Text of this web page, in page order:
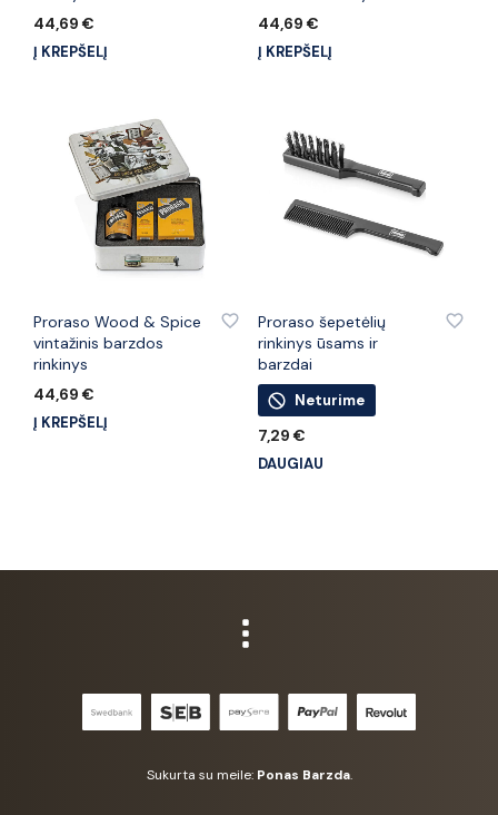
44,69 €
Į KREPŠELĮ
44,69 €
Į KREPŠELĮ
Proraso Wood & Spice
vintažinis barzdos
rinkinys
44,69 €
Į KREPŠELĮ
Proraso šepetėlių
rinkinys ūsams ir
barzdai
Neturime
7,29 €
DAUGIAU
Sukurta su meile: Ponas Barzda.